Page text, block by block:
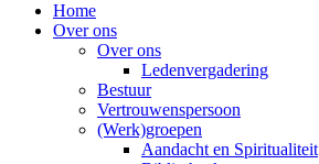
Home
Over ons
Over ons
Ledenvergadering
Bestuur
Vertrouwenspersoon
(Werk)groepen
Aandacht en Spiritualiteit